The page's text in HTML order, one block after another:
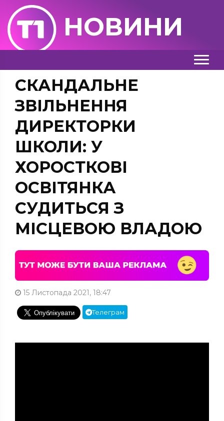
НОВИНИ
СКАНДАЛЬНЕ
ЗВІЛЬНЕННЯ
ДИРЕКТОРКИ
ШКОЛИ: У
ХОРОСТКОВІ
ОСВІТЯНКА
СУДИТЬСЯ З
МІСЦЕВОЮ ВЛАДОЮ
15 Листопада 2021, 18:47
Телеграм